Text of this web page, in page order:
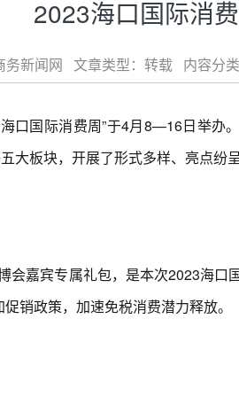
2023海口国际消
务新闻网 文章类型：转载 内容分
国际消费周”于4月8—16日举办
大板块，开展了形式多样、亮点纷
宾专属礼包，是本次2023海口
销政策，加速免税消费潜力释放。